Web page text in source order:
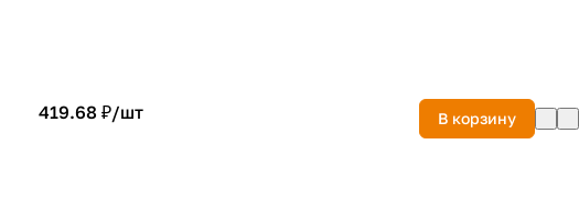
419.68 ₽/шт В корзину